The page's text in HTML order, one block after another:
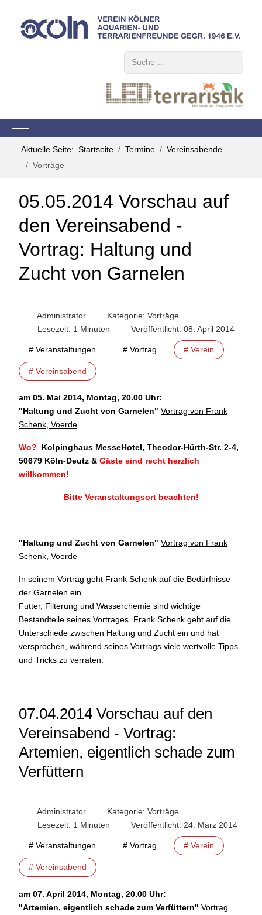
Mobile Menu Toggle
Aktuelle Seite: Startseite Termine
Vereinsabende
Vorträge
05.05.2014 Vorschau auf
den Vereinsabend -
Vortrag: Haltung und
Zucht von Garnelen
Administrator Kategorie: Vorträge
Lesezeit: 1 Minuten
Veröffentlicht: 08. April 2014
# Veranstaltungen # Vortrag # Verein
# Vereinsabend
am 05. Mai 2014, Montag, 20.00 Uhr:
"Haltung und Zucht von Garnelen" Vortrag von Frank
Schenk, Voerde
Wo?
Kolpinghaus MesseHotel, Theodor-Hürth-Str. 2-4,
50679 Köln-Deutz & Gäste sind recht herzlich
willkommen!
Bitte Veranstaltungsort beachten!
"Haltung und Zucht von Garnelen" Vortrag von Frank
Schenk, Voerde
In seinem Vortrag geht Frank Schenk auf die Bedürfnisse
der Garnelen ein.
Futter, Filterung und Wasserchemie sind wichtige
Bestandteile seines Vortrages. Frank Schenk geht auf die
Unterschiede zwischen Haltung und Zucht ein und hat
versprochen, während seines Vortrags viele wertvolle Tipps
und Tricks zu verraten.
07.04.2014 Vorschau auf den
Vereinsabend - Vortrag:
Artemien, eigentlich schade zum
Verfüttern
Administrator Kategorie: Vorträge
Lesezeit: 1 Minuten
Veröffentlicht: 24. März 2014
# Veranstaltungen # Vortrag # Verein
# Vereinsabend
am 07. April 2014, Montag, 20.00 Uhr:
"Artemien, eigentlich schade zum Verfüttern" Vortrag